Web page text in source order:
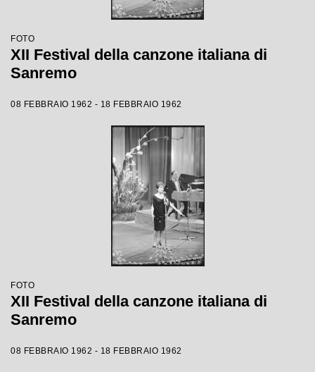
FOTO
XII Festival della canzone italiana di
Sanremo
08 FEBBRAIO 1962 - 18 FEBBRAIO 1962
FOTO
XII Festival della canzone italiana di
Sanremo
08 FEBBRAIO 1962 - 18 FEBBRAIO 1962